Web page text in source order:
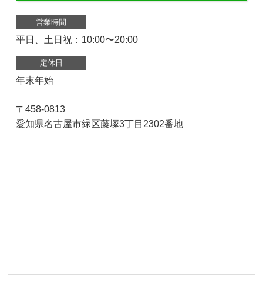
営業時間
平日、土日祝：10:00〜20:00
定休日
年末年始
〒458-0813
愛知県名古屋市緑区藤塚3丁目2302番地